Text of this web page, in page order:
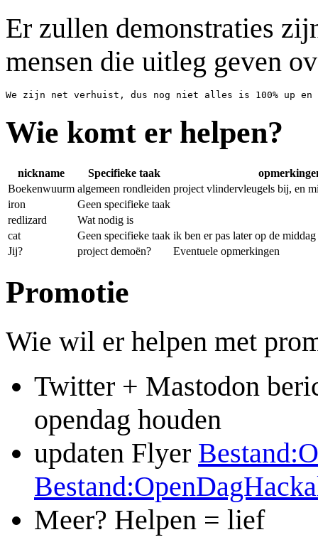
Er zullen demonstraties
mensen die uitleg geven
Wie komt er helpen?
nickname Specifieke taak
Boekenwuurm algemeen rondleiden project vlindervleugels bij, en
iron
Geen specifieke taak
redlizard
Wat nodig is
cat
Geen specifieke taak ik ben er pas later op de
Jij?
project demoën? Eventuele opmerkingen
Promotie
Wie wil er helpen met
Twitter + Mastodon
opendag houden
updaten Flyer
Meer? Helpen = lief